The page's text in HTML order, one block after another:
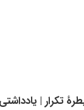
تکرار | یادداشتی